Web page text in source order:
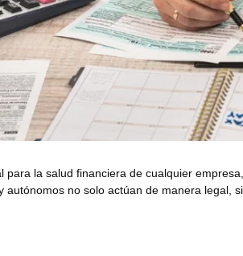
para la salud financiera de cualquier
no solo actúan de manera